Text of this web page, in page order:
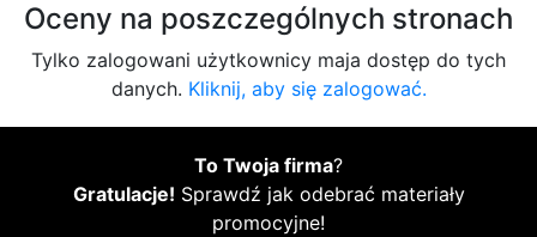
Oceny na poszczególnych stronach
Tylko zalogowani użytkownicy maja dostęp do tych
danych. Kliknij, aby się zalogować.
To Twoja firma?
Gratulacje! Sprawdź jak odebrać materiały
promocyjne!